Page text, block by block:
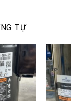
TỰ